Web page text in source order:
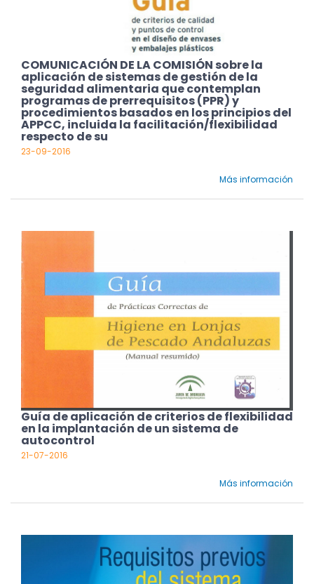
COMUNICACIÓN DE LA COMISIÓN sobre la
aplicación de sistemas de gestión de la
seguridad alimentaria que contemplan
programas de prerrequisitos (PPR) y
procedimientos basados en los principios del
APPCC, incluida la facilitación/flexibilidad
respecto de su
23-09-2016
Más información
Guía de aplicación de criterios de flexibilidad
en la implantación de un sistema de
autocontrol
21-07-2016
Más información